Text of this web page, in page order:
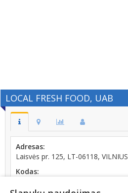
LOCAL FRESH FOOD, UAB
Adresas:
Laisvės pr. 125, LT-06118, VILNIUS
Kodas: